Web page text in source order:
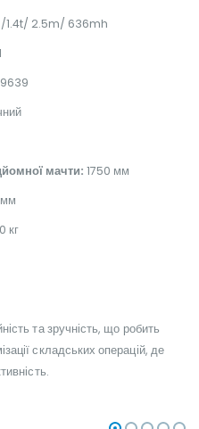
/1.4t/ 2.5m/ 636mh
мачти: 1750 мм
кг
та зручність, що робить
складських операцій, де